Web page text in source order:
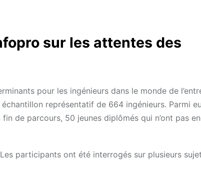
sur les attentes des
pour les ingénieurs dans le monde de
représentatif de 664 ingénieurs. Parmi
de parcours, 50 jeunes diplômés qui n’ont pas
participants ont été interrogés sur plusieurs